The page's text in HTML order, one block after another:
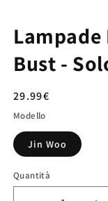
Lampade
Bust -
Prezzo
di
listino
29.99€
Modello
Jin Woo
Quantità